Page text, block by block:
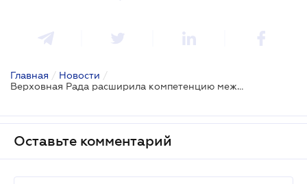
Главная / Новости /
Верховная Рада расширила компетенцию международного арбитража: что изменит Закон
Оставьте комментарий